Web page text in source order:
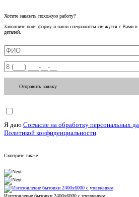
Хотите заказать похожую работу?
Заполните поля форму и наши специалисты свяжутся с Вами
деталей.
Отправить заявку
Я даю Согласие на обработку персональных
Политикой конфиденциальности.
Смотрите также
Изготовление бытовки 2400х6000 с утеплением